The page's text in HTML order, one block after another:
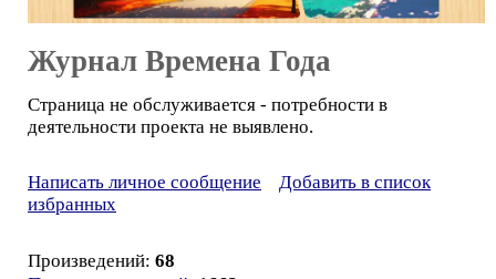
Журнал Времена Года
Страница не обслуживается - потребности в
деятельности проекта не выявлено.
Написать личное сообщение
Добавить в список
избранных
Произведений: 68